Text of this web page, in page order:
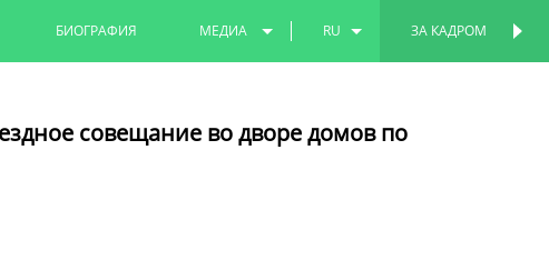
ЗА КАДРОМ
БИОГРАФИЯ МЕДИА RU
совещание во дворе домов по
ПЕРСОНАЛЬНАЯ